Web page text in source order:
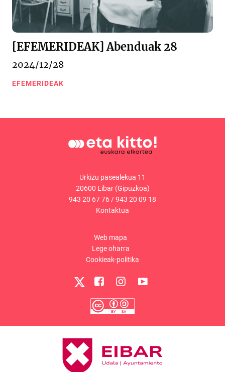
[EFEMERIDEAK] Abenduak 28
2024/12/28
EFEMERIDEAK
Urkizu pasealekua 11
20600 Eibar (Gipuzkoa)
943 20 67 76 /943 20 09 18
Kontaktua
Web mapa
Lege oharra
Cookieak-politika